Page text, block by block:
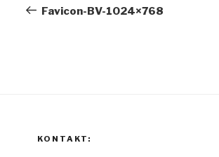
Beitrag
Favicon-BV-1024×768
KONTAKT: